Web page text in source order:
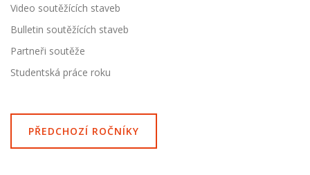
Video soutěžících staveb
Bulletin soutěžících staveb
Partneři soutěže
Studentská práce roku
PŘEDCHOZÍ ROČNÍKY